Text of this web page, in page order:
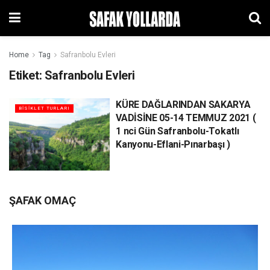
Home Tag Safranbolu Evleri
Etiket: Safranbolu Evleri
BİSİKLET TURLARI
KÜRE DAĞLARINDAN SAKARYA
VADİSİNE 05-14 TEMMUZ 2021 (
1 nci Gün Safranbolu-Tokatlı
Kanyonu-Eflani-Pınarbaşı )
ŞAFAK OMAÇ